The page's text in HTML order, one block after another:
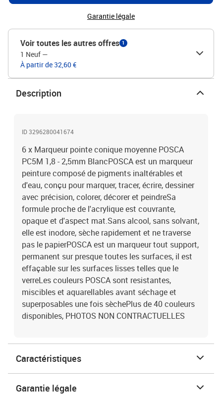
Garantie légale
Voir toutes les autres offres 1
1 Neuf —
À partir de 32,60 €
Description
ID 3296280041674
6 x Marqueur pointe conique moyenne POSCA
PC5M 1,8 - 2,5mm BlancPOSCA est un marqueur
peinture composé de pigments inaltérables et
d'eau, conçu pour marquer, tracer, écrire, dessiner
avec précision, colorer, décorer et peindreSa
formule proche de l'acrylique est couvrante,
opaque et d'aspect mat.Sans alcool, sans solvant,
elle est inodore, sèche rapidement et ne traverse
pas le papierPOSCA est un marqueur tout support,
permanent sur presque toutes les surfaces, il est
effaçable sur les surfaces lisses telles que le
verreLes couleurs POSCA sont resistantes,
miscibles et aquarellables avant séchage et
superposables une fois sèchePlus de 40 couleurs
disponibles, PHOTOS NON CONTRACTUELLES
Caractéristiques
Garantie légale